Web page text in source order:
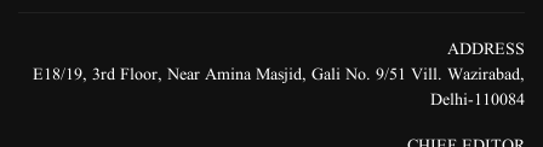
ADDRESS
E18/19, 3rd Floor, Near Amina Masjid, Gali No. 9/51 Vill. Wazirabad,
Delhi-110084